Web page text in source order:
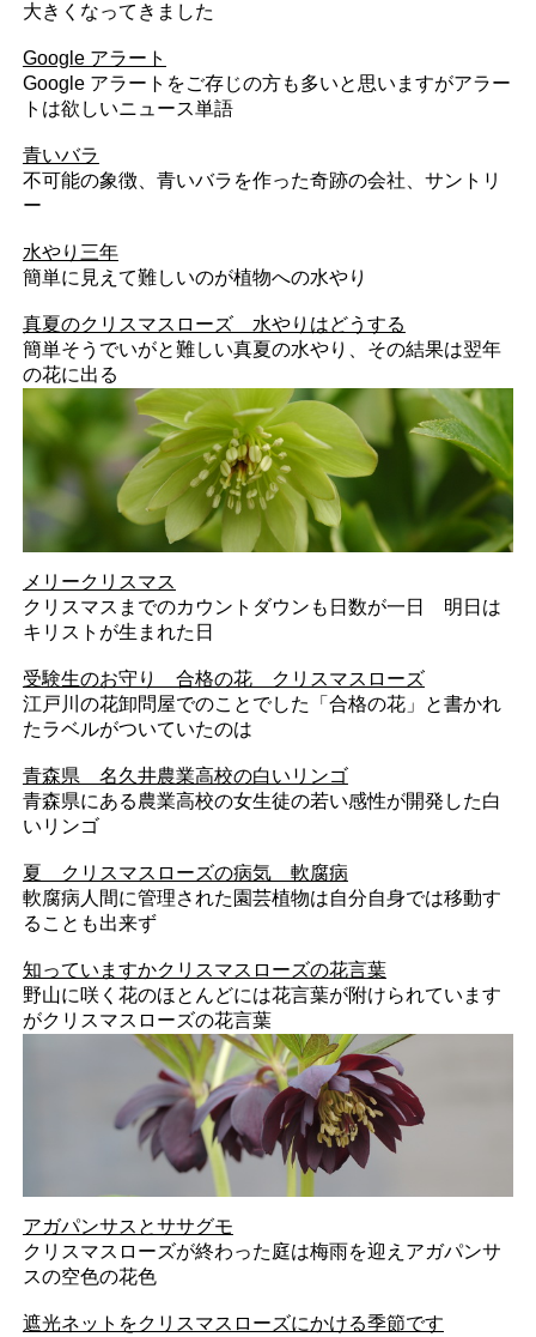
大きくなってきました
Google アラート
Google アラートをご存じの方も多いと思いますがアラー
トは欲しいニュース単語
青いバラ
不可能の象徴、青いバラを作った奇跡の会社、サントリ
ー
水やり三年
簡単に見えて難しいのが植物への水やり
真夏のクリスマスローズ 水やりはどうする
簡単そうでいがと難しい真夏の水やり、その結果は翌年
の花に出る
メリークリスマス
クリスマスまでのカウントダウンも日数が一日 明日は
キリストが生まれた日
受験生のお守り 合格の花 クリスマスローズ
江戸川の花卸問屋でのことでした「合格の花」と書かれ
たラベルがついていたのは
青森県 名久井農業高校の白いリンゴ
青森県にある農業高校の女生徒の若い感性が開発した白
いリンゴ
夏 クリスマスローズの病気 軟腐病
軟腐病人間に管理された園芸植物は自分自身では移動す
ることも出来ず
知っていますかクリスマスローズの花言葉
野山に咲く花のほとんどには花言葉が附けられています
がクリスマスローズの花言葉
アガパンサスとササグモ
クリスマスローズが終わった庭は梅雨を迎えアガパンサ
スの空色の花色
遮光ネットをクリスマスローズにかける季節です